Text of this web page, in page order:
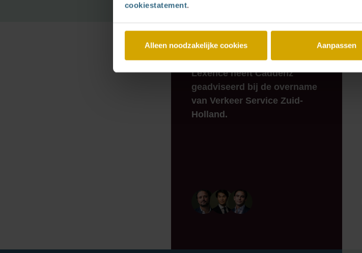
cookiestatement.
Alleen noodzakelijke cookies Aanpassen
⸱ 24-07-2026
Lexence heeft Caddenz
geadviseerd bij de overname
van Verkeer Service Zuid-
Holland.